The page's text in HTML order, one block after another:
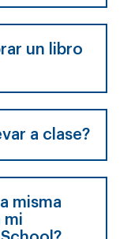
un libro
a clase?
misma
mi